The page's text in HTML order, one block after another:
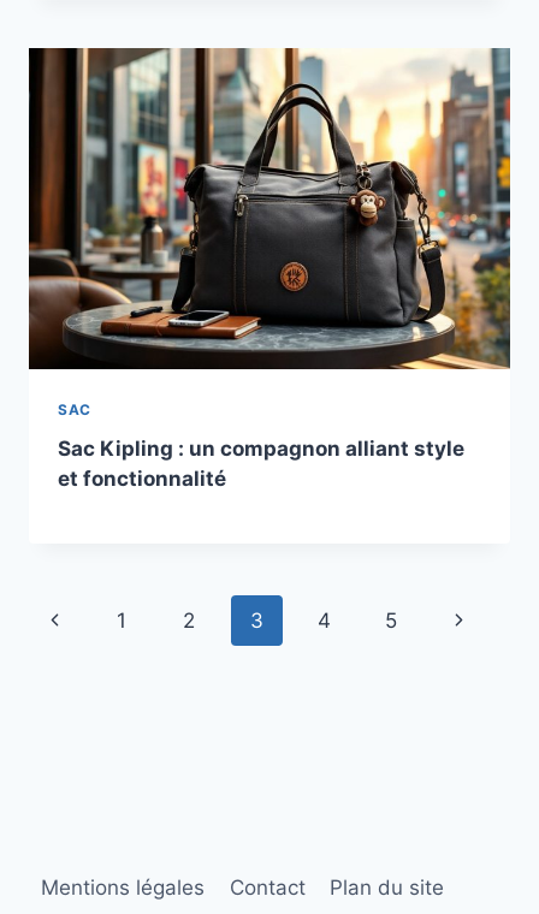
SAC
Sac Kipling : un compagnon alliant style
et fonctionnalité
Navigation
Page
1 2 3 4 5
Page
Mentions légales Contact Plan du site